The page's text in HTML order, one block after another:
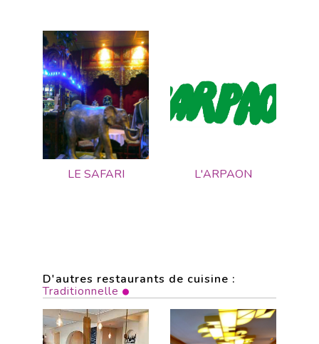
LE SAFARI L'ARPAON
D'autres restaurants de cuisine :
Traditionnelle